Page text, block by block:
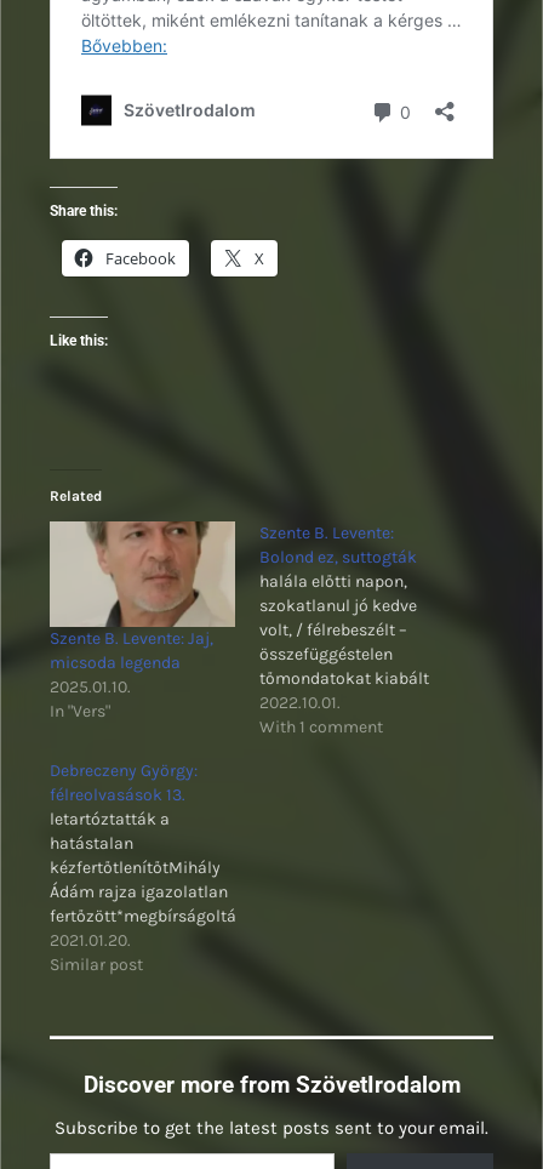
Share this:
Facebook X
Like this:
Related
Szente B. Levente: Jaj,
micsoda legenda
2025.01.10.
In "Vers"
Szente B. Levente:
Bolond ez, suttogták
halála előtti napon,
szokatlanul jó kedve
volt, / félrebeszélt –
összefüggéstelen
tőmondatokat kiabált
2022.10.01.
With 1 comment
Debreczeny György:
félreolvasások 13.
letartóztatták a
hatástalan
kézfertőtlenítőtMihály
Ádám rajza igazolatlan
fertőzött*megbírságolták
a csirkét*gyorsan és
halálosan
kézfertőtlenítőt*a
vagyok*kijárási
csalárdokat*közérdekű
adatok
2021.01.20.
Similar post
Discover more from SzövetIrodalom
Subscribe to get the latest posts sent to your email.
Type your email…